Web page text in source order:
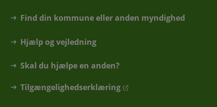
Find din kommune eller anden myndighed
Hjælp og vejledning
Skal du hjælpe en anden?
Tilgængelighedserklæring